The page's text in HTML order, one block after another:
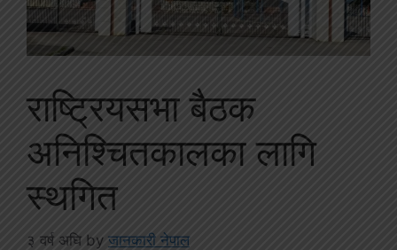
राष्ट्रियसभा बैठक
अनिश्चितकालका लागि
स्‍थगित
३ वर्ष अघि by जानकारी नेपाल